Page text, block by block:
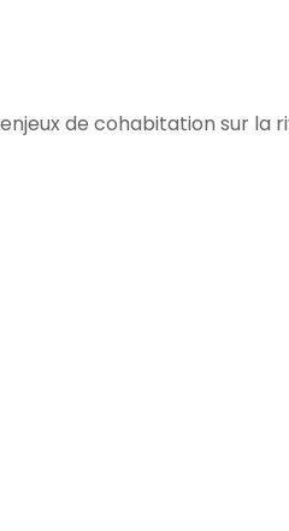
de cohabitation sur la